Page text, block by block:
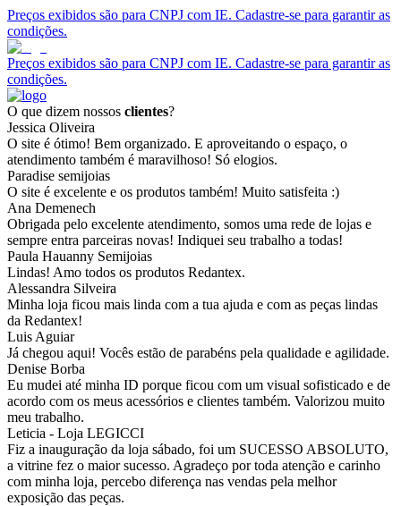
Preços exibidos são para CNPJ com IE. Cadastre-se para garantir as
condições.
Preços exibidos são para CNPJ com IE. Cadastre-se para garantir as
condições.
O que dizem nossos clientes?
Jessica Oliveira
O site é ótimo! Bem organizado. E aproveitando o espaço, o
atendimento também é maravilhoso! Só elogios.
Paradise semijoias
O site é excelente e os produtos também! Muito satisfeita :)
Ana Demenech
Obrigada pelo excelente atendimento, somos uma rede de lojas e
sempre entra parceiras novas! Indiquei seu trabalho a todas!
Paula Hauanny Semijoias
Lindas! Amo todos os produtos Redantex.
Alessandra Silveira
Minha loja ficou mais linda com a tua ajuda e com as peças lindas
da Redantex!
Luis Aguiar
Já chegou aqui! Vocês estão de parabéns pela qualidade e agilidade.
Denise Borba
Eu mudei até minha ID porque ficou com um visual sofisticado e de
acordo com os meus acessórios e clientes também. Valorizou muito
meu trabalho.
Leticia - Loja LEGICCI
Fiz a inauguração da loja sábado, foi um SUCESSO ABSOLUTO,
a vitrine fez o maior sucesso. Agradeço por toda atenção e carinho
com minha loja, percebo diferença nas vendas pela melhor
exposição das peças.